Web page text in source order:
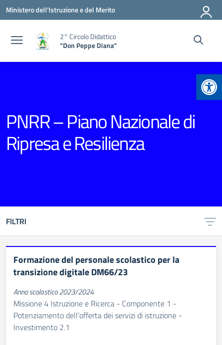
Vai ai contenuti
Vai al menu di navigazione
Vai al footer
Ministero dell'Istruzione e del Merito
2° Circolo Didattico
"Don Peppe Diana"
PNRR – Piano Nazionale di
Ripresa e Resilienza
FILTRI
Formazione del personale scolastico per la
transizione digitale DM66/23
Anno scolastico 2023/2024
Missione 4 Istruzione e Ricerca - Componente 1 -
Potenziamento dell’offerta dei servizi di istruzione -
Investimento 2.1